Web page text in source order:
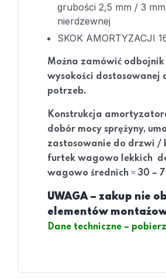
grubości 2,5 mm / 3
nierdzewnej
SKOK AMORTYZACJI
Można zamówić odbojnik
wysokości dostosowanej
potrzeb.
Konstrukcja
dobór mocy sprężyny,
zastosowanie do drzwi /
furtek wagowo lekkich
wagowo średnich ≈ 30 –
UWAGA – zakup nie
elementów
Dane techniczne – pobierz